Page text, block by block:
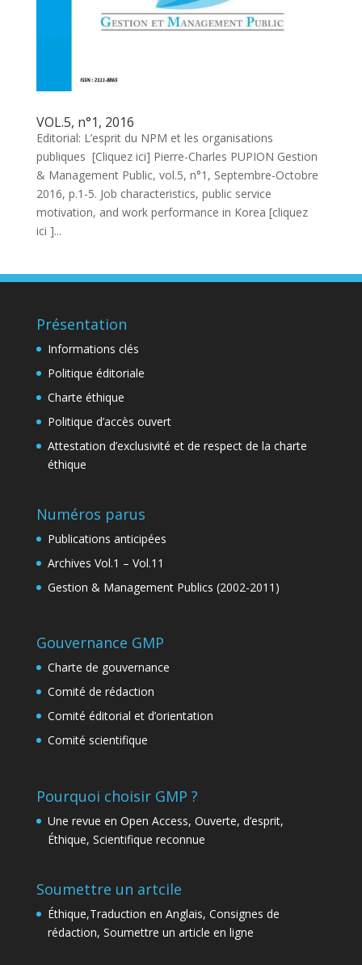
VOL.5, n°1, 2016
Editorial: L’esprit du NPM et les organisations
publiques [Cliquez ici] Pierre-Charles PUPION Gestion
& Management Public, vol.5, n°1, Septembre-Octobre
2016, p.1-5. Job characteristics, public service
motivation, and work performance in Korea [cliquez
ici ]...
Présentation
Informations clés
Politique éditoriale
Charte éthique
Politique d’accès ouvert
Attestation d’exclusivité et de respect de la charte
éthique
Numéros parus
Publications anticipées
Archives Vol.1 – Vol.11
Gestion & Management Publics (2002-2011)
Gouvernance GMP
Charte de gouvernance
Comité de rédaction
Comité éditorial et d’orientation
Comité scientifique
Pourquoi choisir GMP ?
Une revue en Open Access, Ouverte, d’esprit,
Éthique, Scientifique reconnue
Soumettre un artcile
Éthique,Traduction en Anglais, Consignes de
rédaction, Soumettre un article en ligne